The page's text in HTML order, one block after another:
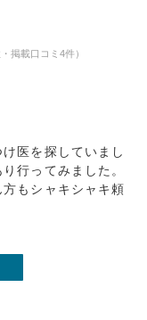
掲載口コミ4件）
医を探していまし
行ってみました。
もシャキシャキ頼